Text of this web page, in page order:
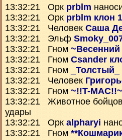
13:32:21 Орк prblm
13:32:21 Орк prblm клон 1
13:32:21 Человек Саша
13:32:21 Эльф
13:32:21 Гном ~Весенний
13:32:21 Гном Csander
13:32:21 Гном
_Толстый_
13:32:21 Человек
13:32:21 Гном ~!!T-
13:32:21 Животное
удары
13:32:21 Орк alpharyi
13:32:21 Гном